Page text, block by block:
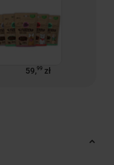
59,99zł